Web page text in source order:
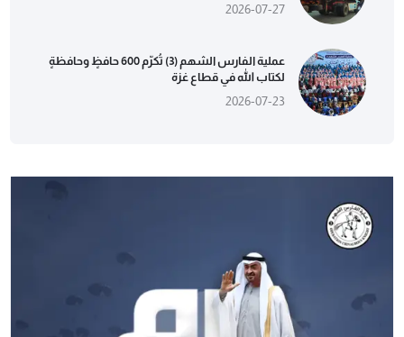
2026-07-27
عملية الفارس الشهم (3) تُكرّم 600 حافظٍ وحافظةٍ
لكتاب الله في قطاع غزة
2026-07-23